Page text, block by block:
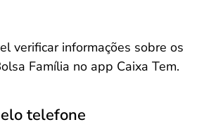
verificar informações sobre os
Família no app Caixa Tem.
telefone